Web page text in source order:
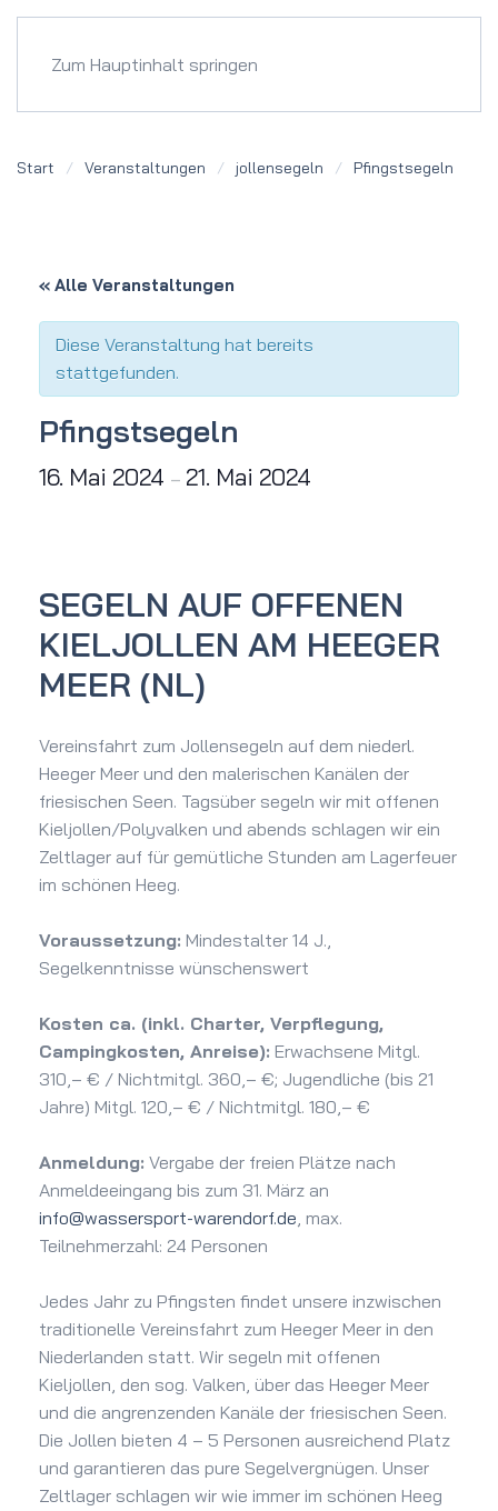
Zum Hauptinhalt springen
Start Veranstaltungen jollensegeln Pfingst­segeln
« Alle Veranstaltungen
Diese Veranstaltung hat bereits
stattgefunden.
Pfingst­segeln
16. Mai 2024 – 21. Mai 2024
SEGELN AUF OFFENEN
KIELJOLLEN AM HEEGER
MEER (NL)
Vereinsfahrt zum Jollensegeln auf dem niederl.
Heeger Meer und den malerischen Kanälen der
friesischen Seen. Tagsüber segeln wir mit offenen
Kieljollen/Polyvalken und abends schlagen wir ein
Zeltlager auf für gemütliche Stunden am Lagerfeuer
im schönen Heeg.
Voraussetzung: Mindestalter 14 J.,
Segelkenntnisse wünschenswert
Kosten ca. (inkl. Charter, Verpflegung,
Campingkosten, Anreise): Erwachsene Mitgl.
310,– € / Nichtmitgl. 360,– €; Jugendliche (bis 21
Jahre) Mitgl. 120,– € / Nichtmitgl. 180,– €
Anmeldung: Vergabe der freien Plätze nach
Anmeldeeingang bis zum 31. März an
info@wassersport-warendorf.de, max.
Teilnehmerzahl: 24 Personen
Jedes Jahr zu Pfingsten findet unsere inzwischen
traditionelle Vereinsfahrt zum Heeger Meer in den
Niederlanden statt. Wir segeln mit offenen
Kieljollen, den sog. Valken, über das Heeger Meer
und die angrenzenden Kanäle der friesischen Seen.
Die Jollen bieten 4 – 5 Personen ausreichend Platz
und garantieren das pure Segelvergnügen. Unser
Zeltlager schlagen wir wie immer im schönen Heeg